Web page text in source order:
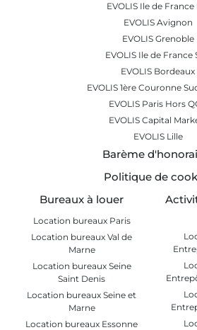
EVOLIS Ile de France
EVOLIS Avignon
EVOLIS Grenoble
EVOLIS Ile de France
EVOLIS Bordeaux
EVOLIS 1ère Couronne
EVOLIS Paris Hors
EVOLIS Capital
EVOLIS Lille
Barème
Politique de
Bureaux à louer
Location bureaux Paris
Location bureaux Val de
Marne
Location bureaux Seine
Saint Denis
Location bureaux Seine et
Marne
Location bureaux Essonne